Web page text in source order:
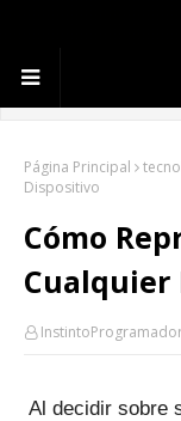
Página Principal
Dispositivo
Cómo
Cualquier
Al decidir sobre